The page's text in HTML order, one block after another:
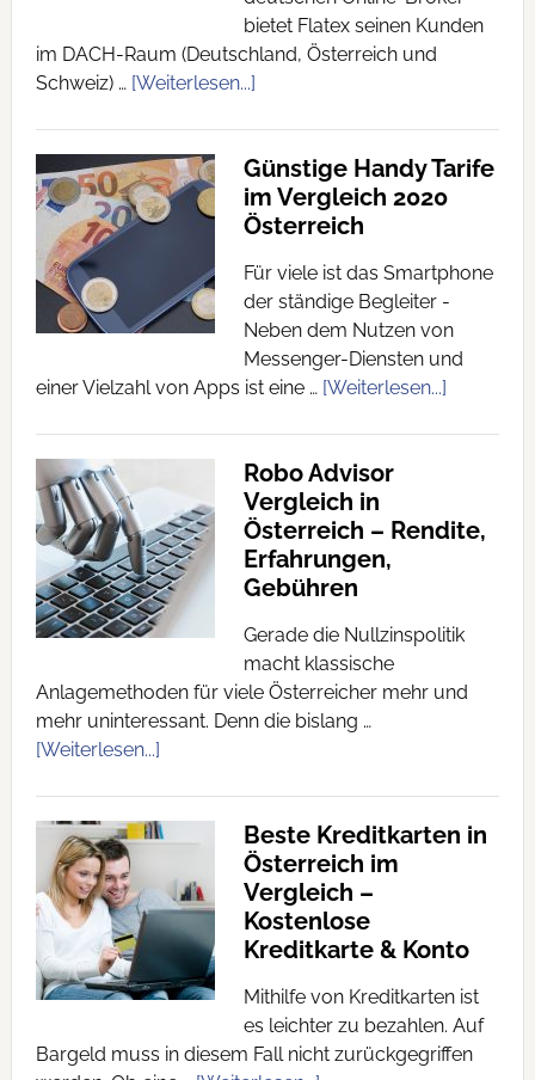
bietet Flatex seinen Kunden
im DACH-Raum (Deutschland, Österreich und
Schweiz) … [Weiterlesen...]
Günstige Handy Tarife
im Vergleich 2020
Österreich
Für viele ist das Smartphone
der ständige Begleiter -
Neben dem Nutzen von
Messenger-Diensten und
einer Vielzahl von Apps ist eine … [Weiterlesen...]
Robo Advisor
Vergleich in
Österreich – Rendite,
Erfahrungen,
Gebühren
Gerade die Nullzinspolitik
macht klassische
Anlagemethoden für viele Österreicher mehr und
mehr uninteressant. Denn die bislang …
[Weiterlesen...]
Beste Kreditkarten in
Österreich im
Vergleich –
Kostenlose
Kreditkarte & Konto
Mithilfe von Kreditkarten ist
es leichter zu bezahlen. Auf
Bargeld muss in diesem Fall nicht zurückgegriffen